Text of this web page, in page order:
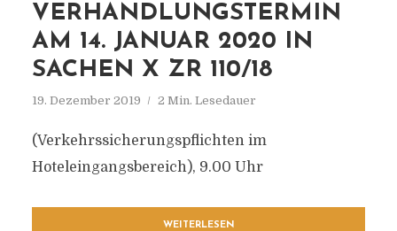
VERHANDLUNGSTERMIN
AM 14. JANUAR 2020 IN
SACHEN X ZR 110/18
19. Dezember 2019 2 Min. Lesedauer
(Verkehrssicherungspflichten im
Hoteleingangsbereich), 9.00 Uhr
WEITERLESEN